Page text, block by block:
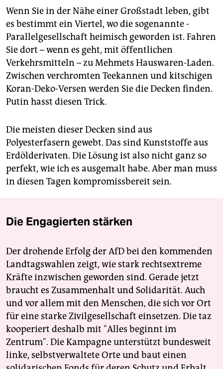
Wenn Sie in der Nähe einer Großstadt leben, gibt
es bestimmt ein Viertel, wo die sogenannte ­
Parallelgesellschaft heimisch geworden ist. Fahren
Sie dort – wenn es geht, mit öffentlichen
Verkehrsmitteln – zu Mehmets Haus­waren-Laden.
Zwischen verchromten Teekannen und kitschigen
Koran-Deko-Versen werden Sie die Decken finden.
Putin hasst diesen Trick.
Die meisten dieser Decken sind aus
Polyesterfasern gewebt. Das sind Kunststoffe aus
Erdölderivaten. Die Lösung ist also nicht ganz so
perfekt, wie ich es ausgemalt habe. Aber man muss
in diesen Tagen kompromissbereit sein.
Die Engagierten stärken
Der drohende Erfolg der AfD bei den kommenden
Landtagswahlen zeigt, wie stark rechtsextreme
Kräfte inzwischen geworden sind. Gerade jetzt
braucht es Zusammenhalt und Solidarität. Auch
und vor allem mit den Menschen, die sich vor Ort
für eine starke Zivilgesellschaft einsetzen. Die taz
kooperiert deshalb mit "Alles beginnt im
Zentrum". Die Kampagne unterstützt bundesweit
linke, selbstverwaltete Orte und baut einen